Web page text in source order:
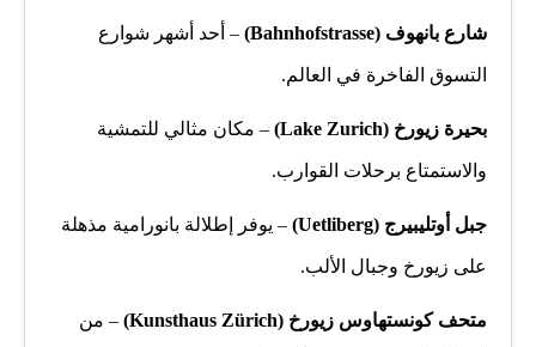
شارع بانهوف (Bahnhofstrasse) – أحد أشهر شوارع
التسوق الفاخرة في العالم.
بحيرة زيورخ (Lake Zurich) – مكان مثالي للتمشية
والاستمتاع برحلات القوارب.
جبل أوتليبيرج (Uetliberg) – يوفر إطلالة بانورامية مذهلة
على زيورخ وجبال الألب.
متحف كونستهاوس زيورخ (Kunsthaus Zürich) – من